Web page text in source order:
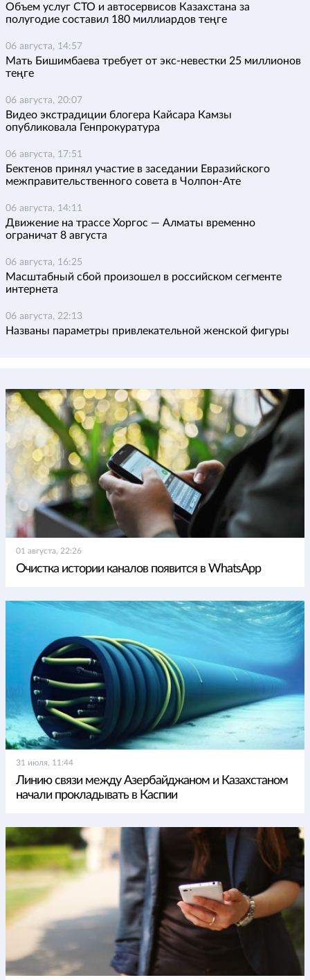
Объем услуг СТО и автосервисов Казахстана за
полугодие составил 180 миллиардов теңге
06 августа, 14:57
Мать Бишимбаева требует от экс-невестки 25 миллионов
теңге
06 августа, 20:07
Видео экстрадиции блогера Кайсара Камзы
опубликовала Генпрокуратура
06 августа, 17:51
Бектенов принял участие в заседании Евразийского
межправительственного совета в Чолпон-Ате
06 августа, 14:11
Движение на трассе Хоргос — Алматы временно
ограничат 8 августа
06 августа, 16:25
Масштабный сбой произошел в российском сегменте
интернета
06 августа, 22:13
Названы параметры привлекательной женской фигуры
01 августа, 22:26
Очистка истории каналов появится в WhatsApp
31 июля, 11:44
Линию связи между Азербайджаном и Казахстаном
начали прокладывать в Каспии